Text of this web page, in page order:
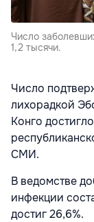
Число
1,2 тысячи.
Число
лихорадкой
Конго
СМИ.
В ведомстве
инфекции
достиг 26,6%.